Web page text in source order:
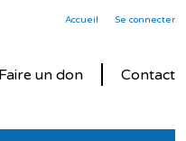
Accueil Se connecter
Contact
Faire un don